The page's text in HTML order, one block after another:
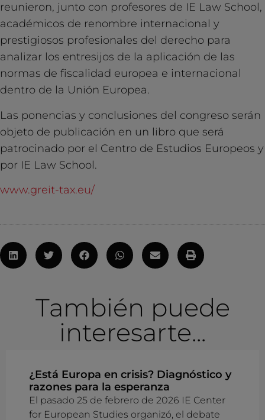
reunieron, junto con profesores de IE Law School,
académicos de renombre internacional y
prestigiosos profesionales del derecho para
analizar los entresijos de la aplicación de las
normas de fiscalidad europea e internacional
dentro de la Unión Europea.
Las ponencias y conclusiones del congreso serán
objeto de publicación en un libro que será
patrocinado por el Centro de Estudios Europeos y
por IE Law School.
www.greit-tax.eu/
También puede
interesarte...
¿Está Europa en crisis? Diagnóstico y
razones para la esperanza
El pasado 25 de febrero de 2026 IE Center
for European Studies organizó, el debate